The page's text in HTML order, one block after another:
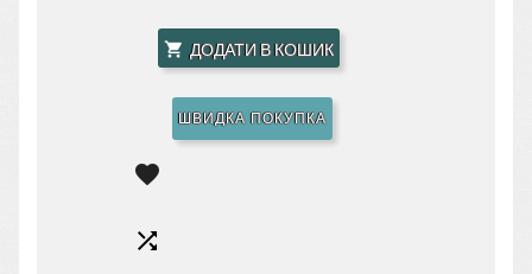
 ДОДАТИ В КОШИК
ШВИДКА ПОКУПКА

